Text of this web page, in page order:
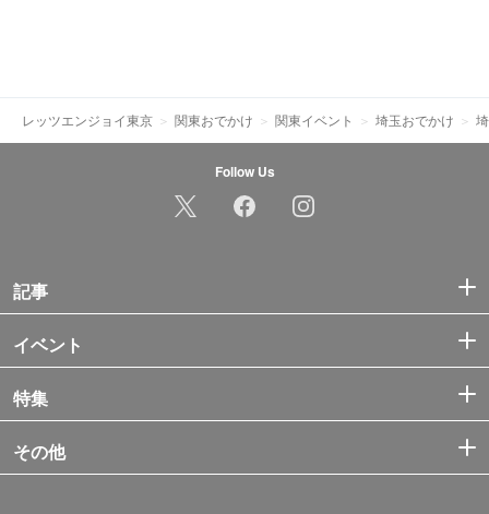
レッツエンジョイ東京 関東おでかけ 関東イベント 埼玉おでかけ
Follow Us
記事
イベント
特集
その他